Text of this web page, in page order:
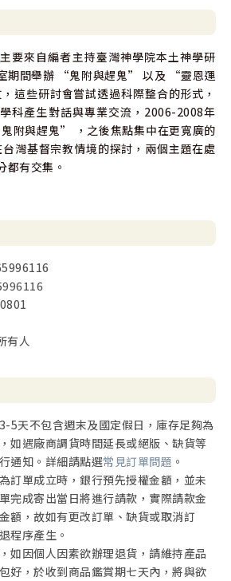
要來自編者主持臺灣神學院本土神學研
期間舉辦 “鬼附與趕鬼” 以及 “靈恩運
這些研討會嘗試透過科際整合的形式，
科產生對話與專業交流，2006-2008年
附與趕鬼” ，之後焦點集中在更寬廣的
灣基督宗教情境的探討，兩個主題在處
都有交集。
有人
5天不包含週末及國定假日，庫存足夠為
如遇廠商調貨時間延長或絕版、缺貨等
通知。詳細請點選常見訂單問題 。
訂單成立時，銀行預先授權金額，並未
完成寄出當日將進行請款，實際請款金
額，故如有更改訂單、缺貨或取消訂
程序產生。
如因個人因素欲辦理退貨，請維持產品
好，於收到商品鑑賞期七天內，將與欲